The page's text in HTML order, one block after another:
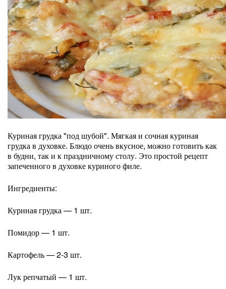
Куриная грудка "под шубой". Мягкая и сочная куриная
грудка в духовке. Блюдо очень вкусное, можно готовить как
в будни, так и к праздничному столу. Это простой рецепт
запеченного в духовке куриного филе.
Ингредиенты:
Куриная грудка — 1 шт.
Помидор — 1 шт.
Картофель — 2-3 шт.
Лук репчатый — 1 шт.